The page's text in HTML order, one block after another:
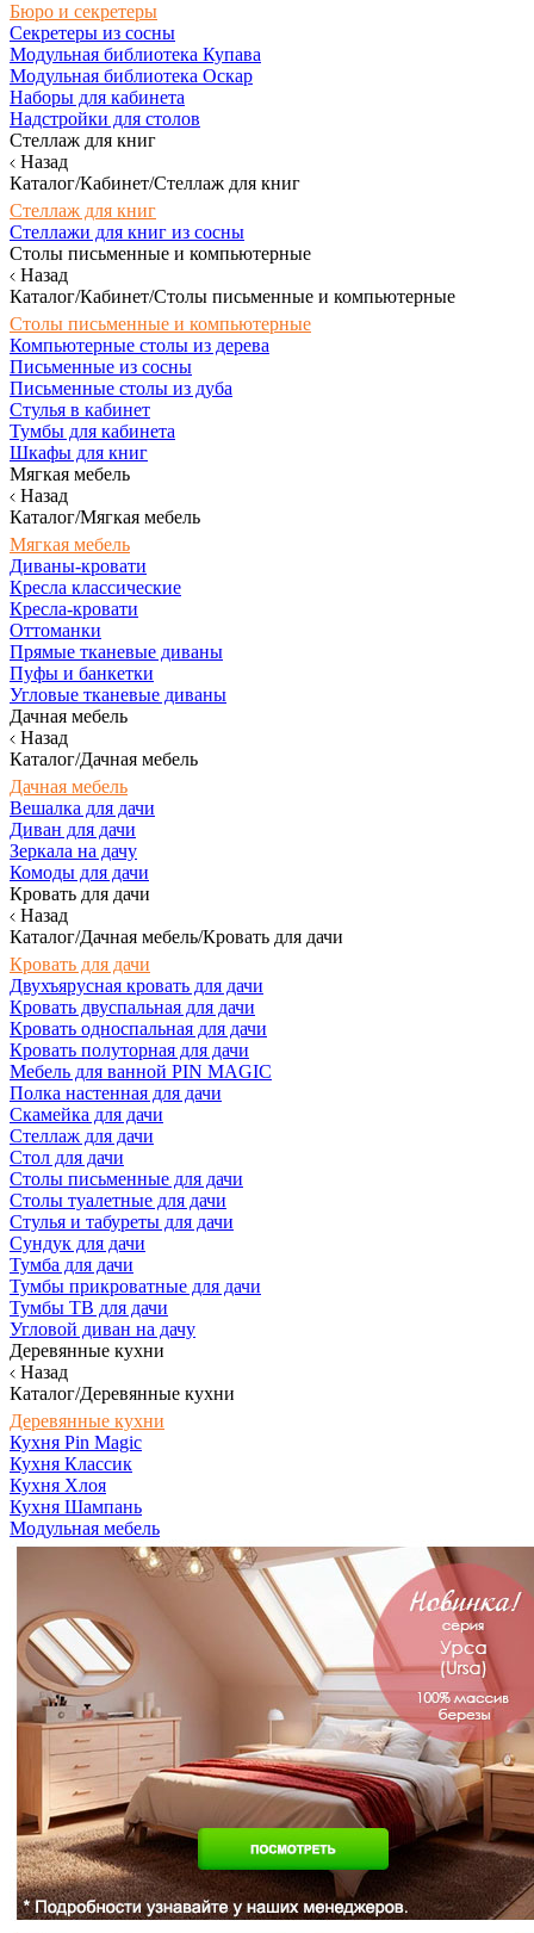
Бюро и секретеры
Секретеры из сосны
Модульная библиотека Купава
Модульная библиотека Оскар
Наборы для кабинета
Надстройки для столов
Стеллаж для книг
Назад
Каталог/Кабинет/Стеллаж для книг
Стеллаж для книг
Стеллажи для книг из сосны
Столы письменные и компьютерные
Назад
Каталог/Кабинет/Столы письменные и компьютерные
Столы письменные и компьютерные
Компьютерные столы из дерева
Письменные из сосны
Письменные столы из дуба
Стулья в кабинет
Тумбы для кабинета
Шкафы для книг
Мягкая мебель
Назад
Каталог/Мягкая мебель
Мягкая мебель
Диваны-кровати
Кресла классические
Кресла-кровати
Оттоманки
Прямые тканевые диваны
Пуфы и банкетки
Угловые тканевые диваны
Дачная мебель
Назад
Каталог/Дачная мебель
Дачная мебель
Вешалка для дачи
Диван для дачи
Зеркала на дачу
Комоды для дачи
Кровать для дачи
Назад
Каталог/Дачная мебель/Кровать для дачи
Кровать для дачи
Двухъярусная кровать для дачи
Кровать двуспальная для дачи
Кровать односпальная для дачи
Кровать полуторная для дачи
Мебель для ванной PIN MAGIC
Полка настенная для дачи
Скамейка для дачи
Стеллаж для дачи
Стол для дачи
Столы письменные для дачи
Столы туалетные для дачи
Стулья и табуреты для дачи
Сундук для дачи
Тумба для дачи
Тумбы прикроватные для дачи
Тумбы ТВ для дачи
Угловой диван на дачу
Деревянные кухни
Назад
Каталог/Деревянные кухни
Деревянные кухни
Кухня Pin Magic
Кухня Классик
Кухня Хлоя
Кухня Шампань
Модульная мебель